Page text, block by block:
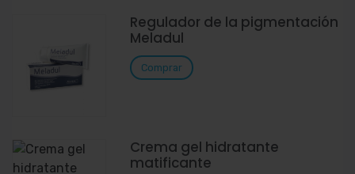
Regulador de la pigmentación
Meladul
Comprar
Crema gel hidratante
matificante